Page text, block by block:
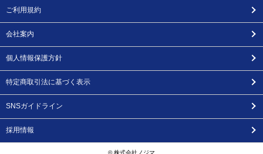
ご利用規約
会社案内
個人情報保護方針
特定商取引法に基づく表示
SNSガイドライン
採用情報
© 株式会社ノジマ